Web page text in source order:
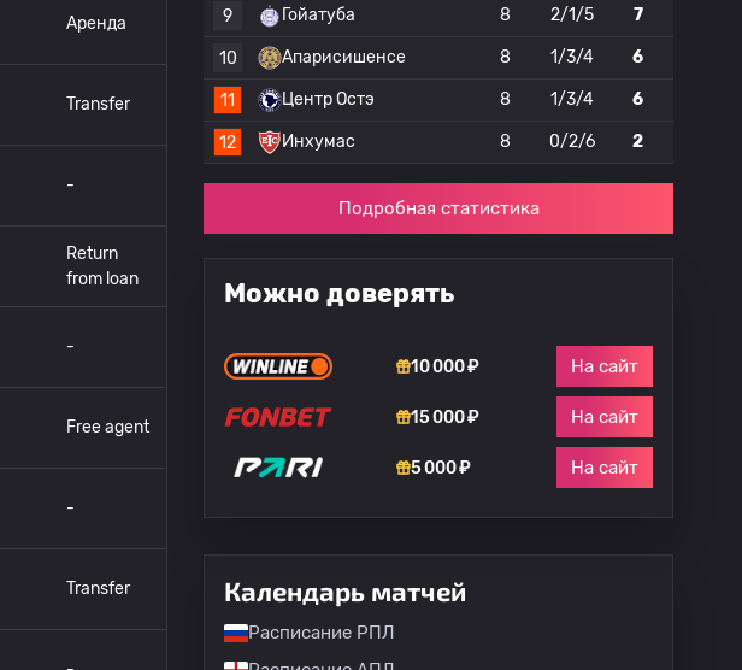
Аренда
Transfer
-
Return
from loan
-
Free agent
-
Transfer
9 Гойатуба 8 2/1/5 7
10 Апарисишенсе 8 1/3/4 6
11 Центр Остэ 8 1/3/4 6
12 Инхумас 8 0/2/6 2
Подробная статистика
Можно доверять
10 000 ₽ На сайт
15 000 ₽ На сайт
5 000 ₽ На сайт
Календарь матчей
Расписание РПЛ